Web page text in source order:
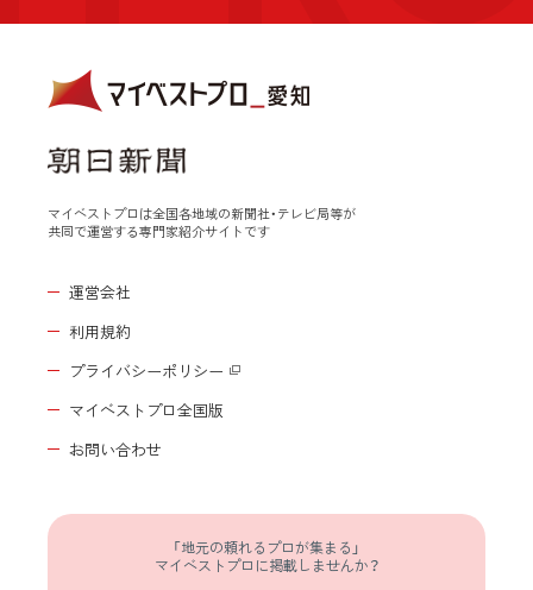
マイベストプロは全国各地域の新聞社・テレビ局等が
共同で運営する専門家紹介サイトです
運営会社
利用規約
プライバシーポリシー
マイベストプロ全国版
お問い合わせ
「地元の頼れるプロが集まる」
マイベストプロに掲載しませんか？